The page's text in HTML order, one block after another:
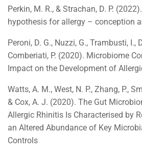
Perkin, M. R., & Strachan, D. P.
hypothesis for allergy – conception
Peroni, D. G., Nuzzi, G., Trambusti, I.,
Comberiati, P. (2020). Microbiome
Impact on the Development of
Watts, A. M., West, N. P., Zhang, P.,
& Cox, A. J. (2020). The Gut
Allergic Rhinitis Is Characterised by
an Altered Abundance of Key
Controls